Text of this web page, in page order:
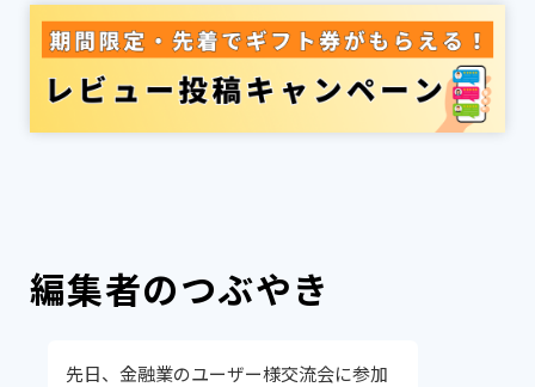
編集者のつぶやき
先日、金融業のユーザー様交流会に参加